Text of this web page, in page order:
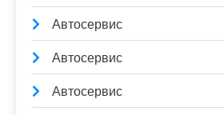
Автосервис
Автосервис
Автосервис